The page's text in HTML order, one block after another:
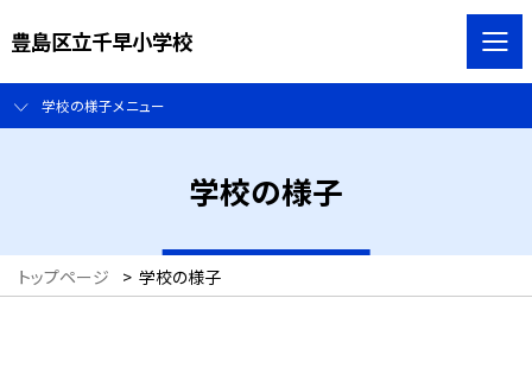
豊島区立千早小学校
学校の様子メニュー
学校の様子
トップページ > 学校の様子